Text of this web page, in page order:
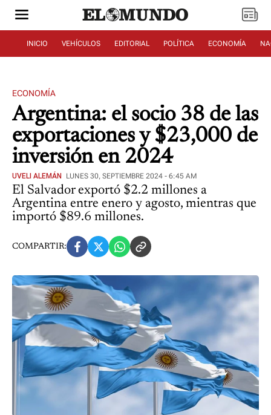
INICIO VEHÍCULOS EDITORIAL POLÍTICA ECONOMÍA
ECONOMÍA
Argentina: el socio 38 de las
exportaciones y $23,000 de
inversión en 2024
UVELI ALEMÁN LUNES 30, SEPTIEMBRE 2024 - 6:45 AM
El Salvador exportó $2.2 millones a
Argentina entre enero y agosto, mientras que
importó $89.6 millones.
COMPARTIR: